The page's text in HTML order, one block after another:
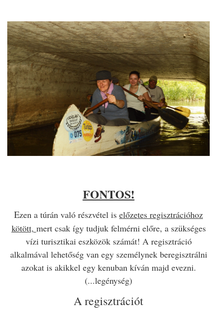
FONTOS!
Ezen a túrán való részvétel is előzetes regisztrációhoz
kötött, mert csak így tudjuk felmérni előre, a szükséges
vízi turisztikai eszközök számát! A regisztráció
alkalmával lehetőség van egy személynek beregisztrálni
azokat is akikkel egy kenuban kíván majd evezni.
(...legénység)
A regisztrációt